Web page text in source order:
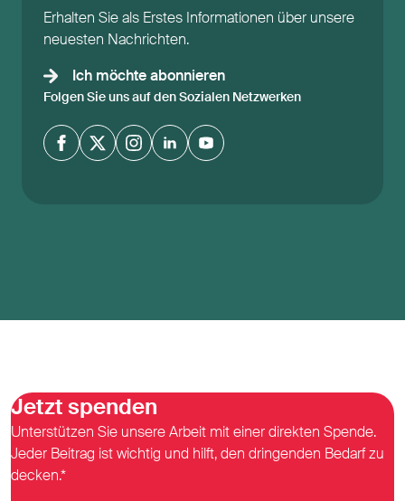
Erhalten Sie als Erstes Informationen über unsere
neuesten Nachrichten.
Ich möchte abonnieren
Folgen Sie uns auf den Sozialen Netzwerken
Jetzt spenden
Unterstützen Sie unsere Arbeit mit einer direkten Spende.
Jeder Beitrag ist wichtig und hilft, den dringenden Bedarf zu
decken.*